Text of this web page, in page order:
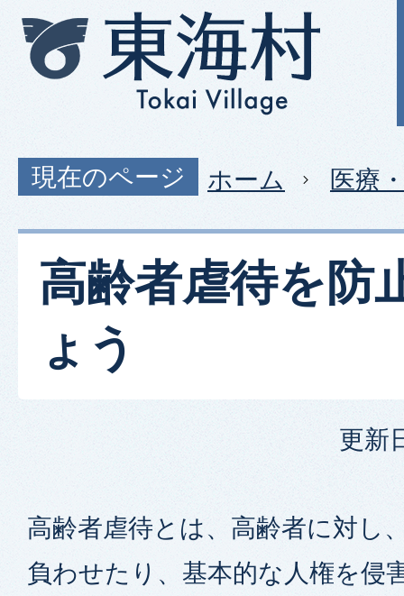
現在のページ ホーム 医療
高齢者虐待を防
ょう
更新
高齢者虐待とは、高齢者に対し
負わせたり、基本的な人権を侵